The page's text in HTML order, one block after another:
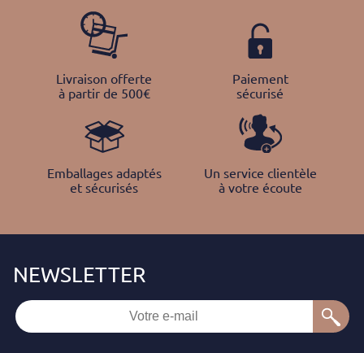
Livraison offerte
à partir de 500€
Paiement
sécurisé
Emballages adaptés
et sécurisés
Un service clientèle
à votre écoute